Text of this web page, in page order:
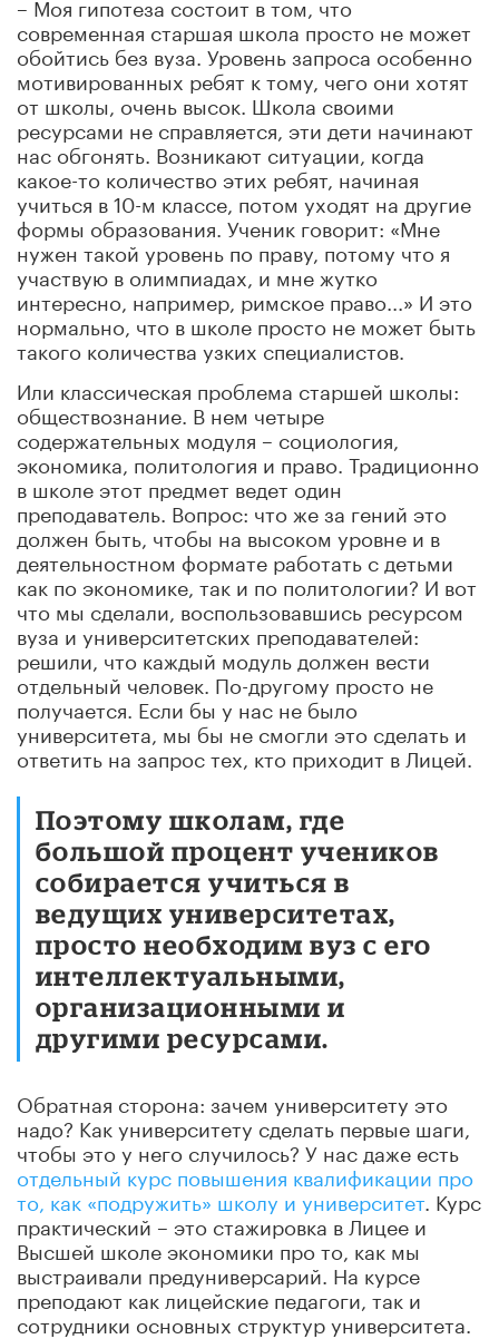
современная старшая школа просто не может
обойтись без вуза. Уровень запроса особенно
мотивированных ребят к тому, чего они хотят
от школы, очень высок. Школа своими
ресурсами не справляется, эти дети начинают
нас обгонять. Возникают ситуации, когда
какое-то количество этих ребят, начиная
учиться в 10-м классе, потом уходят на другие
формы образования. Ученик говорит: «Мне
нужен такой уровень по праву, потому что я
участвую в олимпиадах, и мне жутко
интересно, например, римское право...» И это
нормально, что в школе просто не может быть
такого количества узких специалистов.
Или классическая проблема старшей школы:
обществознание. В нем четыре
содержательных модуля – социология,
экономика, политология и право. Традиционно
в школе этот предмет ведет один
преподаватель. Вопрос: что же за гений это
должен быть, чтобы на высоком уровне и в
деятельностном формате работать с детьми
как по экономике, так и по политологии? И вот
что мы сделали, воспользовавшись ресурсом
вуза и университетских преподавателей:
решили, что каждый модуль должен вести
отдельный человек. По-другому просто не
получается. Если бы у нас не было
университета, мы бы не смогли это сделать и
ответить на запрос тех, кто приходит в Лицей.
Поэтому школам, где
большой процент учеников
собирается учиться в
ведущих университетах,
просто необходим вуз с его
интеллектуальными,
организационными и
другими ресурсами.
Обратная сторона: зачем университету это
надо? Как университету сделать первые шаги,
чтобы это у него случилось? У нас даже есть
отдельный курс повышения квалификации про
то, как «подружить» школу и университет. Курс
практический – это стажировка в Лицее и
Высшей школе экономики про то, как мы
выстраивали предуниверсарий. На курсе
преподают как лицейские педагоги, так и
сотрудники основных структур университета.